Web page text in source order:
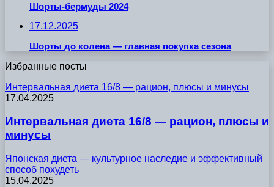
Шорты-бермуды 2024
17.12.2025
Шорты до колена — главная покупка сезона
Избранные посты
Интервальная диета 16/8 — рацион, плюсы и минусы
17.04.2025
Интервальная диета 16/8 — рацион, плюсы и
минусы
Японская диета — культурное наследие и эффективный
способ похудеть
15.04.2025